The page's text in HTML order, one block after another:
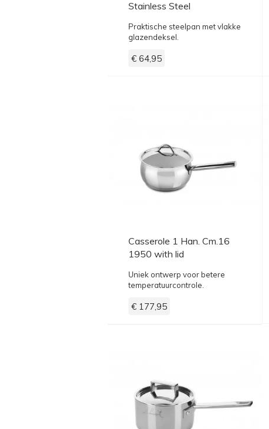
Stainless Steel
Praktische steelpan met vlakke
glazendeksel.
€ 64,95
Casserole 1 Han. Cm.16
1950 with lid
Uniek ontwerp voor betere
temperatuurcontrole.
€ 177,95